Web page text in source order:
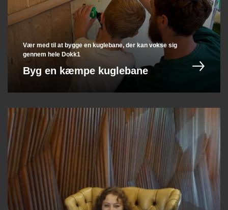
Vær med til at bygge en kuglebane, der kan vokse sig
gennem hele Dokk1
Byg en kæmpe kuglebane